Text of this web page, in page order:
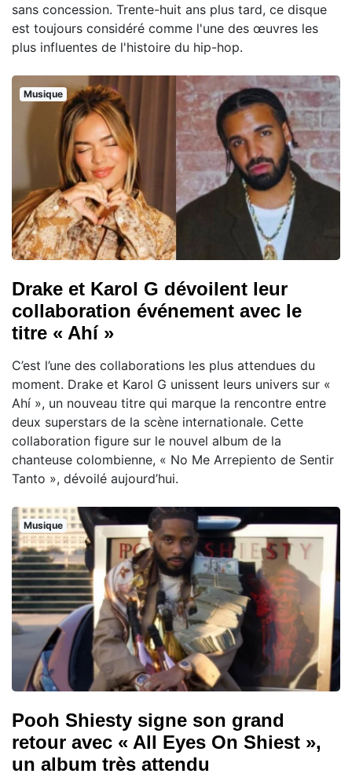
sans concession. Trente-huit ans plus tard, ce disque
est toujours considéré comme l'une des œuvres les
plus influentes de l'histoire du hip-hop.
Musique
Drake et Karol G dévoilent leur
collaboration événement avec le
titre « Ahí »
C’est l’une des collaborations les plus attendues du
moment. Drake et Karol G unissent leurs univers sur «
Ahí », un nouveau titre qui marque la rencontre entre
deux superstars de la scène internationale. Cette
collaboration figure sur le nouvel album de la
chanteuse colombienne, « No Me Arrepiento de Sentir
Tanto », dévoilé aujourd’hui.
Musique
Pooh Shiesty signe son grand
retour avec « All Eyes On Shiest »,
un album très attendu